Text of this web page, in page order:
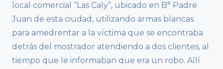
local comercial “Las Caly”, ubicado en B° Padre
Juan de esta ciudad, utilizando armas blancas
para amedrentar a la víctima que se encontraba
detrás del mostrador atendiendo a dos clientes, al
tiempo que le informaban que era un robo. Allí